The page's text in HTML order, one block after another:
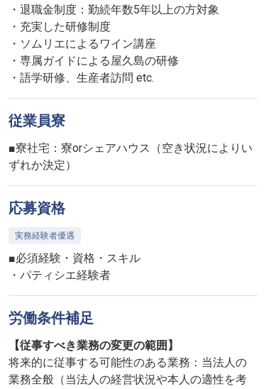
・退職金制度：勤続年数5年以上の方対象
・充実した研修制度
・ソムリエによるワイン講座
・専属ガイドによる屋久島の研修
・語学研修、生産者訪問 etc.
従業員寮
■寮社宅：寮orシェアハウス（空き状況によりい
応募資格
実務経験者優遇
■必須経験・資格・スキル
・パティシエ経験者
労働条件補足
【従事すべき業務の変更の範囲】
将来的に従事する可能性のある業務：当法人の
業務全般（当法人の経営状況や本人の適性を考